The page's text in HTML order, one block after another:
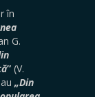
în
G.
” (V.
„Din